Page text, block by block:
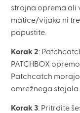
strojna oprema ali
matice/vijaka ni
popustite.
Korak 2:
PATCHBOX
Patchcatch
omrežnega stojala.
Korak 3: Pritrdite